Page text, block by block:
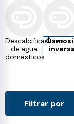
Descalcificadores
de agua
domésticos
Filtrar por